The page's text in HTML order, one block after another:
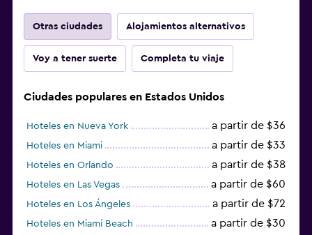
Otras ciudades Alojamientos alternativos
Voy a tener suerte Completa tu viaje
Ciudades populares en Estados Unidos
Hoteles en Nueva York a partir de $36
Hoteles en Miami a partir de $33
Hoteles en Orlando a partir de $38
Hoteles en Las Vegas a partir de $60
Hoteles en Los Ángeles a partir de $72
Hoteles en Miami Beach a partir de $30